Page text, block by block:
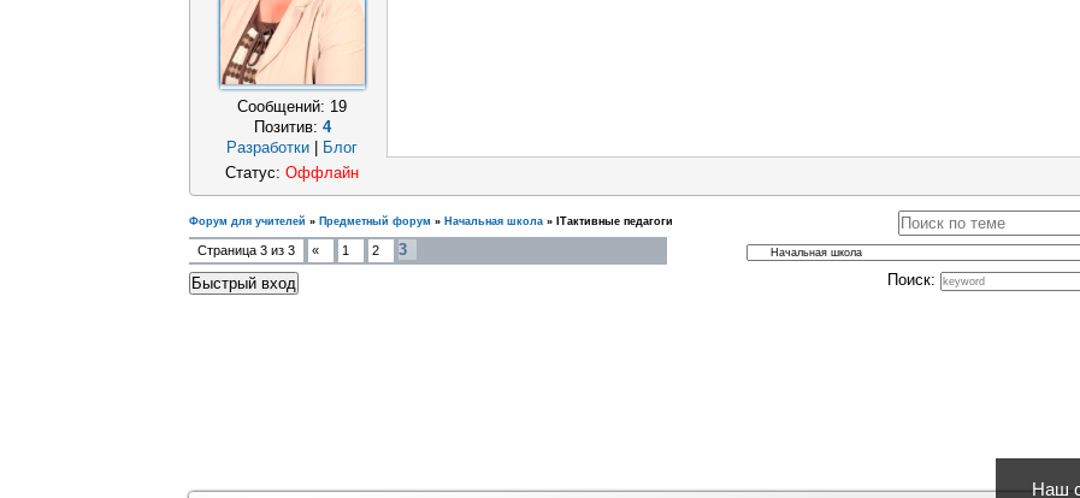
Сообщений: 19
Позитив: 4
Разработки
Блог
Статус: Оффлайн
Форум для учителей » Предметный форум » Начальная школа » ITактивные педагоги
Страница 3 из 3 « 1 2
3
Поиск:
Наш